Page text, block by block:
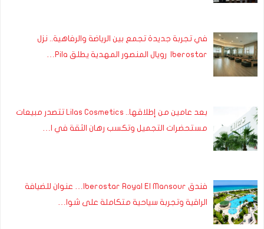
في تجربة جديدة تجمع بين الرياضة والرفاهية.. نزل
Iberostar رويال المنصور المهدية يطلق Pila…
بعد عامين من إطلاقها.. Lilas Cosmetics تتصدر مبيعات
مستحضرات التجميل وتكسب رهان الثقة في ا…
فندق Iberostar Royal El Mansour… عنوان للضيافة
الراقية وتجربة سياحية متكاملة على شوا…